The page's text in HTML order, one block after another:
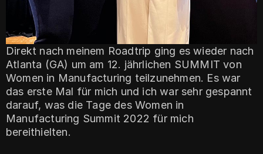
Direkt nach meinem Roadtrip ging es wieder nach
Atlanta (GA) um am 12. jährlichen SUMMIT von
Women in Manufacturing teilzunehmen. Es war
das erste Mal für mich und ich war sehr gespannt
darauf, was die Tage des Women in
Manufacturing Summit 2022 für mich
bereithielten.